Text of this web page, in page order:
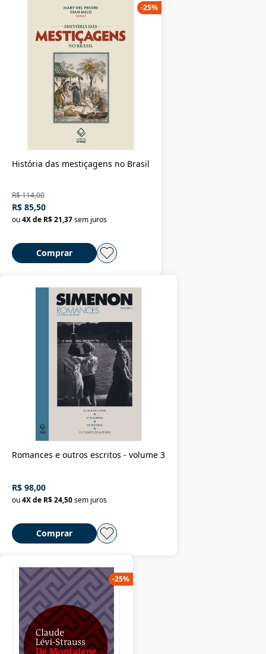
História das mestiçagens no Brasil
R$ 114,00
R$ 85,50
ou4X de R$ 21,37sem juros
Comprar
-25%
Romances e outros escritos - volume 3
R$ 98,00
ou4X de R$ 24,50sem juros
Comprar
-25%